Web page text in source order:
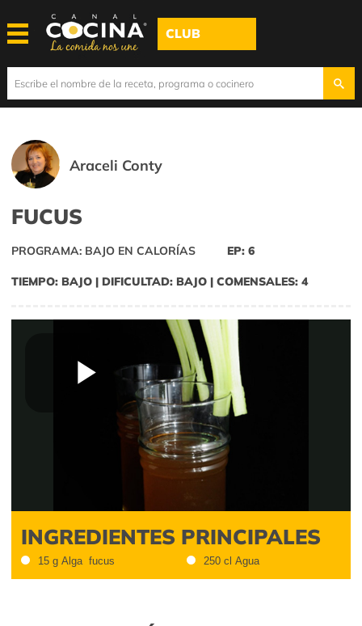
CLUB
Araceli Conty
FUCUS
PROGRAMA: BAJO EN CALORÍAS EP: 6
TIEMPO: BAJO | DIFICULTAD: BAJO | COMENSALES: 4
Play
Video
INGREDIENTES PRINCIPALES
15 g Alga fucus 250 cl Agua